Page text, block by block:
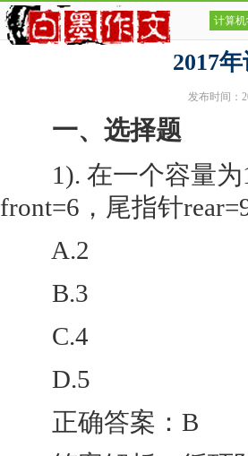
计算
2017
发布时间：
一、选择题
1). 在一个容量为
front=6，尾指针
A.2
B.3
C.4
D.5
正确答案：B